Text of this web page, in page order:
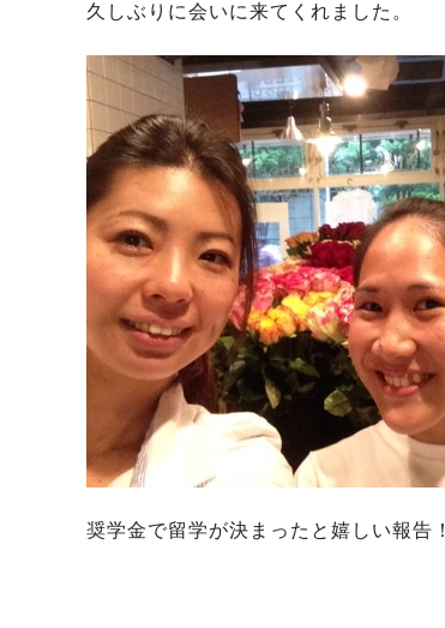
久しぶりに会いに来てくれました。
奨学金で留学が決まったと嬉しい報告！